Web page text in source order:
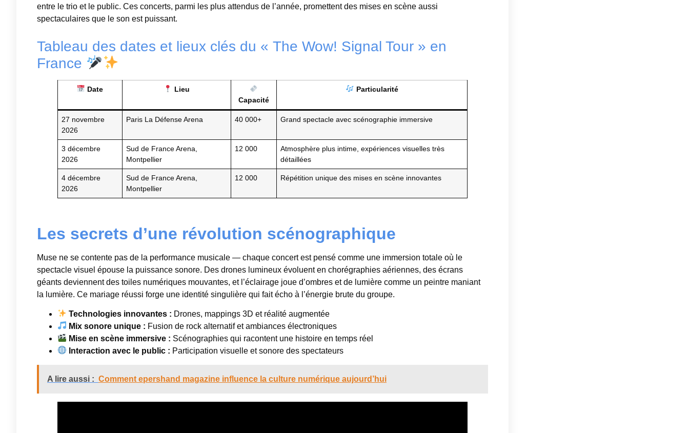
entre le trio et le public. Ces concerts, parmi les plus attendus de l’année, promettent des mises en scène aussi
spectaculaires que le son est puissant.
Tableau des dates et lieux clés du « The Wow! Signal Tour » en
France
Date
Lieu
Capacité
Particularité
27 novembre
2026
Paris La Défense Arena 40 000+ Grand spectacle avec scénographie immersive
3 décembre
2026
Sud de France Arena,
Montpellier
12 000
Atmosphère plus intime, expériences visuelles très
détaillées
4 décembre
2026
Sud de France Arena,
Montpellier
12 000 Répétition unique des mises en scène innovantes
Les secrets d’une révolution scénographique
Muse ne se contente pas de la performance musicale — chaque concert est pensé comme une immersion totale où le
spectacle visuel épouse la puissance sonore. Des drones lumineux évoluent en chorégraphies aériennes, des écrans
géants deviennent des toiles numériques mouvantes, et l’éclairage joue d’ombres et de lumière comme un peintre maniant
la lumière. Ce mariage réussi forge une identité singulière qui fait écho à l’énergie brute du groupe.
Technologies innovantes : Drones, mappings 3D et réalité augmentée
Mix sonore unique : Fusion de rock alternatif et ambiances électroniques
Mise en scène immersive : Scénographies qui racontent une histoire en temps réel
Interaction avec le public : Participation visuelle et sonore des spectateurs
A lire aussi : Comment epershand magazine influence la culture numérique aujourd’hui